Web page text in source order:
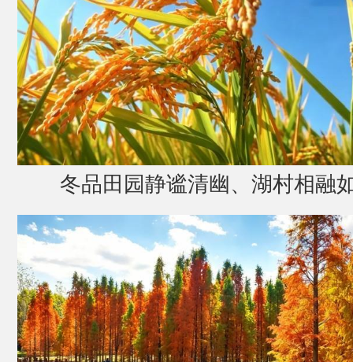
冬品田园静谧清幽、湖村相融